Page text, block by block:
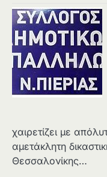
χαιρετίζει με
αμετάκλητη
Θεσσαλονίκης…